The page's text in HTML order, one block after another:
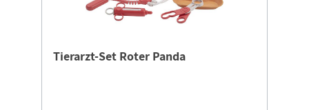
Tierarzt-Set Roter Panda